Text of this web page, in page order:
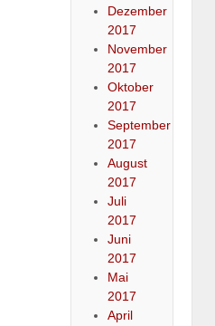
Dezember
2017
November
2017
Oktober
2017
September
2017
August
2017
Juli
2017
Juni
2017
Mai
2017
April